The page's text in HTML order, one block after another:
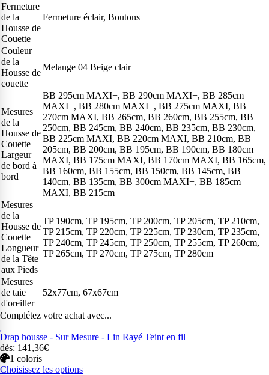
Fermeture
de la
Housse de
Couette
Fermeture éclair, Boutons
Couleur
de la
Housse de
couette
Melange 04 Beige clair
Mesures
de la
Housse de
Couette
Largeur
de bord à
bord
BB 295cm MAXI+, BB 290cm MAXI+, BB 285cm
MAXI+, BB 280cm MAXI+, BB 275cm MAXI, BB
270cm MAXI, BB 265cm, BB 260cm, BB 255cm, BB
250cm, BB 245cm, BB 240cm, BB 235cm, BB 230cm,
BB 225cm MAXI, BB 220cm MAXI, BB 210cm, BB
205cm, BB 200cm, BB 195cm, BB 190cm, BB 180cm
MAXI, BB 175cm MAXI, BB 170cm MAXI, BB 165cm,
BB 160cm, BB 155cm, BB 150cm, BB 145cm, BB
140cm, BB 135cm, BB 300cm MAXI+, BB 185cm
MAXI, BB 215cm
Mesures
de la
Housse de
Couette
Longueur
de la Tête
aux Pieds
TP 190cm, TP 195cm, TP 200cm, TP 205cm, TP 210cm,
TP 215cm, TP 220cm, TP 225cm, TP 230cm, TP 235cm,
TP 240cm, TP 245cm, TP 250cm, TP 255cm, TP 260cm,
TP 265cm, TP 270cm, TP 275cm, TP 280cm
Mesures
de taie
d'oreiller
52x77cm, 67x67cm
Complétez votre achat avec...
Drap housse - Sur Mesure - Lin Rayé Teint en fil
dès: 141,36€
1 coloris
Choisissez les options